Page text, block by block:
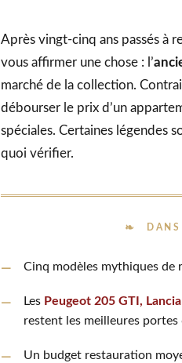
Après vingt-cinq ans passés à
vous affirmer une chose : l’
marché de la collection.
débourser le prix d’un
spéciales. Certaines légendes
quoi vérifier.
Cinq modèles mythiques de
Les Peugeot 205 GTI,
restent les meilleures portes
Un budget restauration